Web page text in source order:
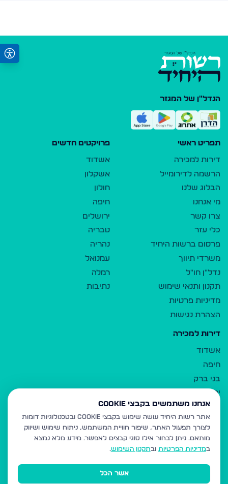
הנדל"ן של המגזר
תפריט ראשי
דירות למכירה
הרשמה לדירומייל
הבלוג שלנו
מי אנחנו
צרו קשר
כלי עזר
פרסום ברשות היחיד
משרדי תיווך
נדל"ן חו"ל
תקנון ותנאי שימוש
מדיניות פרטיות
הצהרת נגישות
פרויקטים חדשים
אשדוד
אשקלון
חולון
חיפה
ירושלים
טבריה
נהריה
עמנואל
רמלה
נתיבות
דירות למכירה
אשדוד
חיפה
בני ברק
ירושלים
אלעד
גבעת זאב
בית שמש
רכסים
מודיעין עילית
אנחנו משתמשים בקבצי Cookie
אתר רשות היחיד עושה שימוש בקבצי Cookie ובטכנולוגיות דומות
לצורך תפעול האתר, שיפור חוויית המשתמש, ניתוח שימוש ושיווק
מותאם. ניתן לבחור אילו סוגי קבצים לאפשר. מידע מלא נמצא
במדיניות הפרטיות ובתקנון השימוש.
אשר הכל